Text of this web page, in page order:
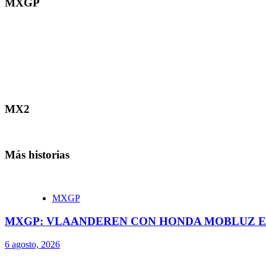
MX2
Más historias
MXGP
MXGP: VLAANDEREN CON HONDA MOBLUZ
6 agosto, 2026